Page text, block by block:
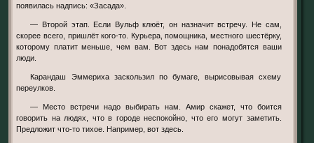
появилась надпись: «Засада».
— Второй этап. Если Вульф клюёт, он назначит встречу. Не сам,
скорее всего, пришлёт кого-то. Курьера, помощника, местного шестёрку,
которому платит меньше, чем вам. Вот здесь нам понадобятся ваши
люди.
Карандаш Эммериха заскользил по бумаге, вырисовывая схему
переулков.
— Место встречи надо выбирать нам. Амир скажет, что боится
говорить на людях, что в городе неспокойно, что его могут заметить.
Предложит что-то тихое. Например, вот здесь.